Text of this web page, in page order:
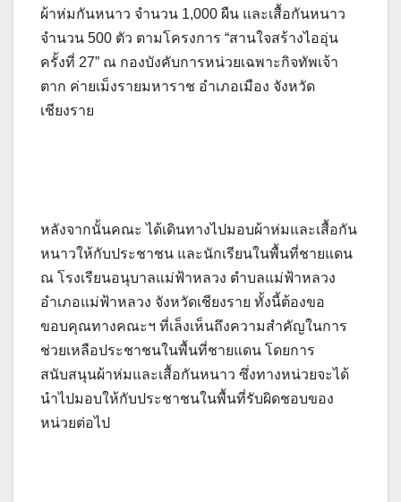
ผ้าห่มกันหนาว จำนวน 1,000 ผืน และเสื้อกันหนาว
จำนวน 500 ตัว ตามโครงการ “สานใจสร้างไออุ่น
ครั้งที่ 27” ณ กองบังคับการหน่วยเฉพาะกิจทัพเจ้า
ตาก ค่ายเม็งรายมหาราช อำเภอเมือง จังหวัด
เชียงราย
หลังจากนั้นคณะ ได้เดินทางไปมอบผ้าห่มและเสื้อกัน
หนาวให้กับประชาชน และนักเรียนในพื้นที่ชายแดน
ณ โรงเรียนอนุบาลแม่ฟ้าหลวง ตำบลแม่ฟ้าหลวง
อำเภอแม่ฟ้าหลวง จังหวัดเชียงราย ทั้งนี้ต้องขอ
ขอบคุณทางคณะฯ ที่เล็งเห็นถึงความสำคัญในการ
ช่วยเหลือประชาชนในพื้นที่ชายแดน โดยการ
สนับสนุนผ้าห่มและเสื้อกันหนาว ซึ่งทางหน่วยจะได้
นำไปมอบให้กับประชาชนในพื้นที่รับผิดชอบของ
หน่วยต่อไป